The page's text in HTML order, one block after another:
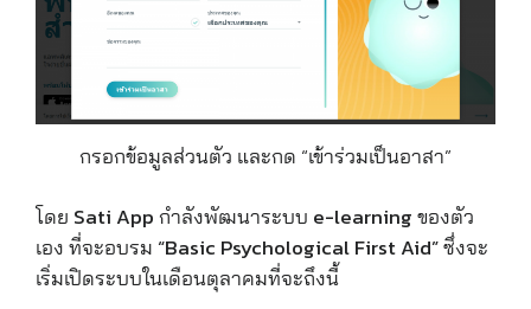
กรอกข้อมูลส่วนตัว และกด “เข้าร่วมเป็นอาสา”
โดย Sati App กำลังพัฒนาระบบ e-learning ของตัว
เอง ที่จะอบรม “Basic Psychological First Aid” ซึ่งจะ
เริ่มเปิดระบบในเดือนตุลาคมที่จะถึงนี้